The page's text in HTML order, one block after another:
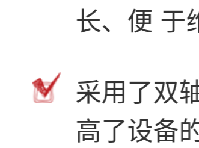
长、便 于
采用了双
高了设备